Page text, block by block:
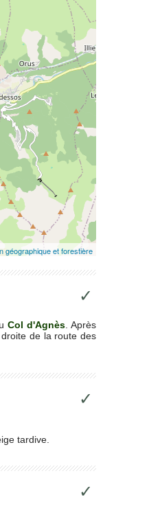
Photographies aériennes
✓
Col d'Agnès . Après
de la route des
✓
tardive.
✓